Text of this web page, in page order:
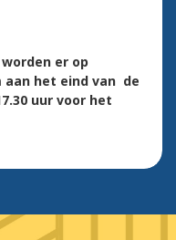
er op
het eind van de
uur voor het